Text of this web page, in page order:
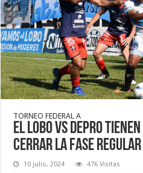
TORNEO FEDERAL A
El Lobo vs Depro
cerrar la fase regular
10 julio, 2024 476 Visitas